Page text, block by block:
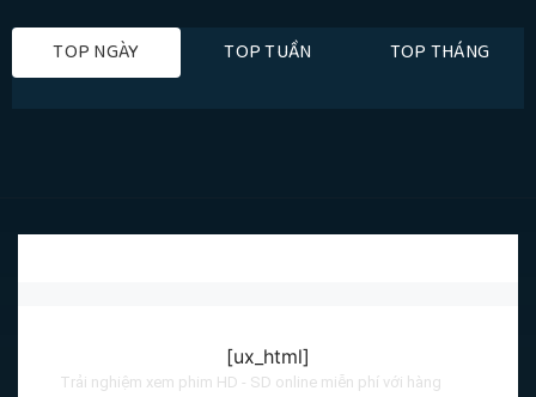
TOP NGÀY TOP TUẦN TOP THÁNG